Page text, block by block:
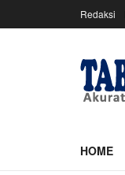
Redaksi
HOME